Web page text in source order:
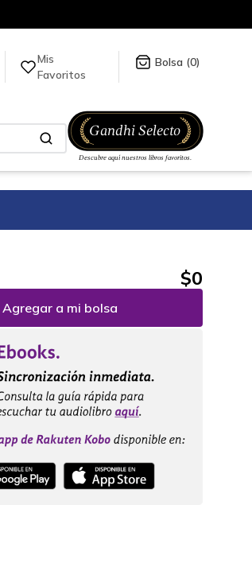
Mis
Favoritos
0
$0
Agregar a mi bolsa